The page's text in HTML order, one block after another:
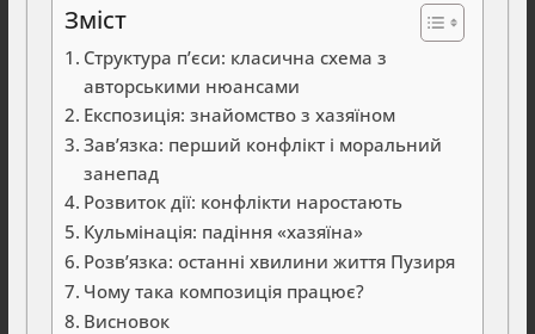
Зміст
Структура п’єси: класична схема з
авторськими нюансами
Експозиція: знайомство з хазяїном
Зав’язка: перший конфлікт і моральний
занепад
Розвиток дії: конфлікти наростають
Кульмінація: падіння «хазяїна»
Розв’язка: останні хвилини життя Пузиря
Чому така композиція працює?
Висновок